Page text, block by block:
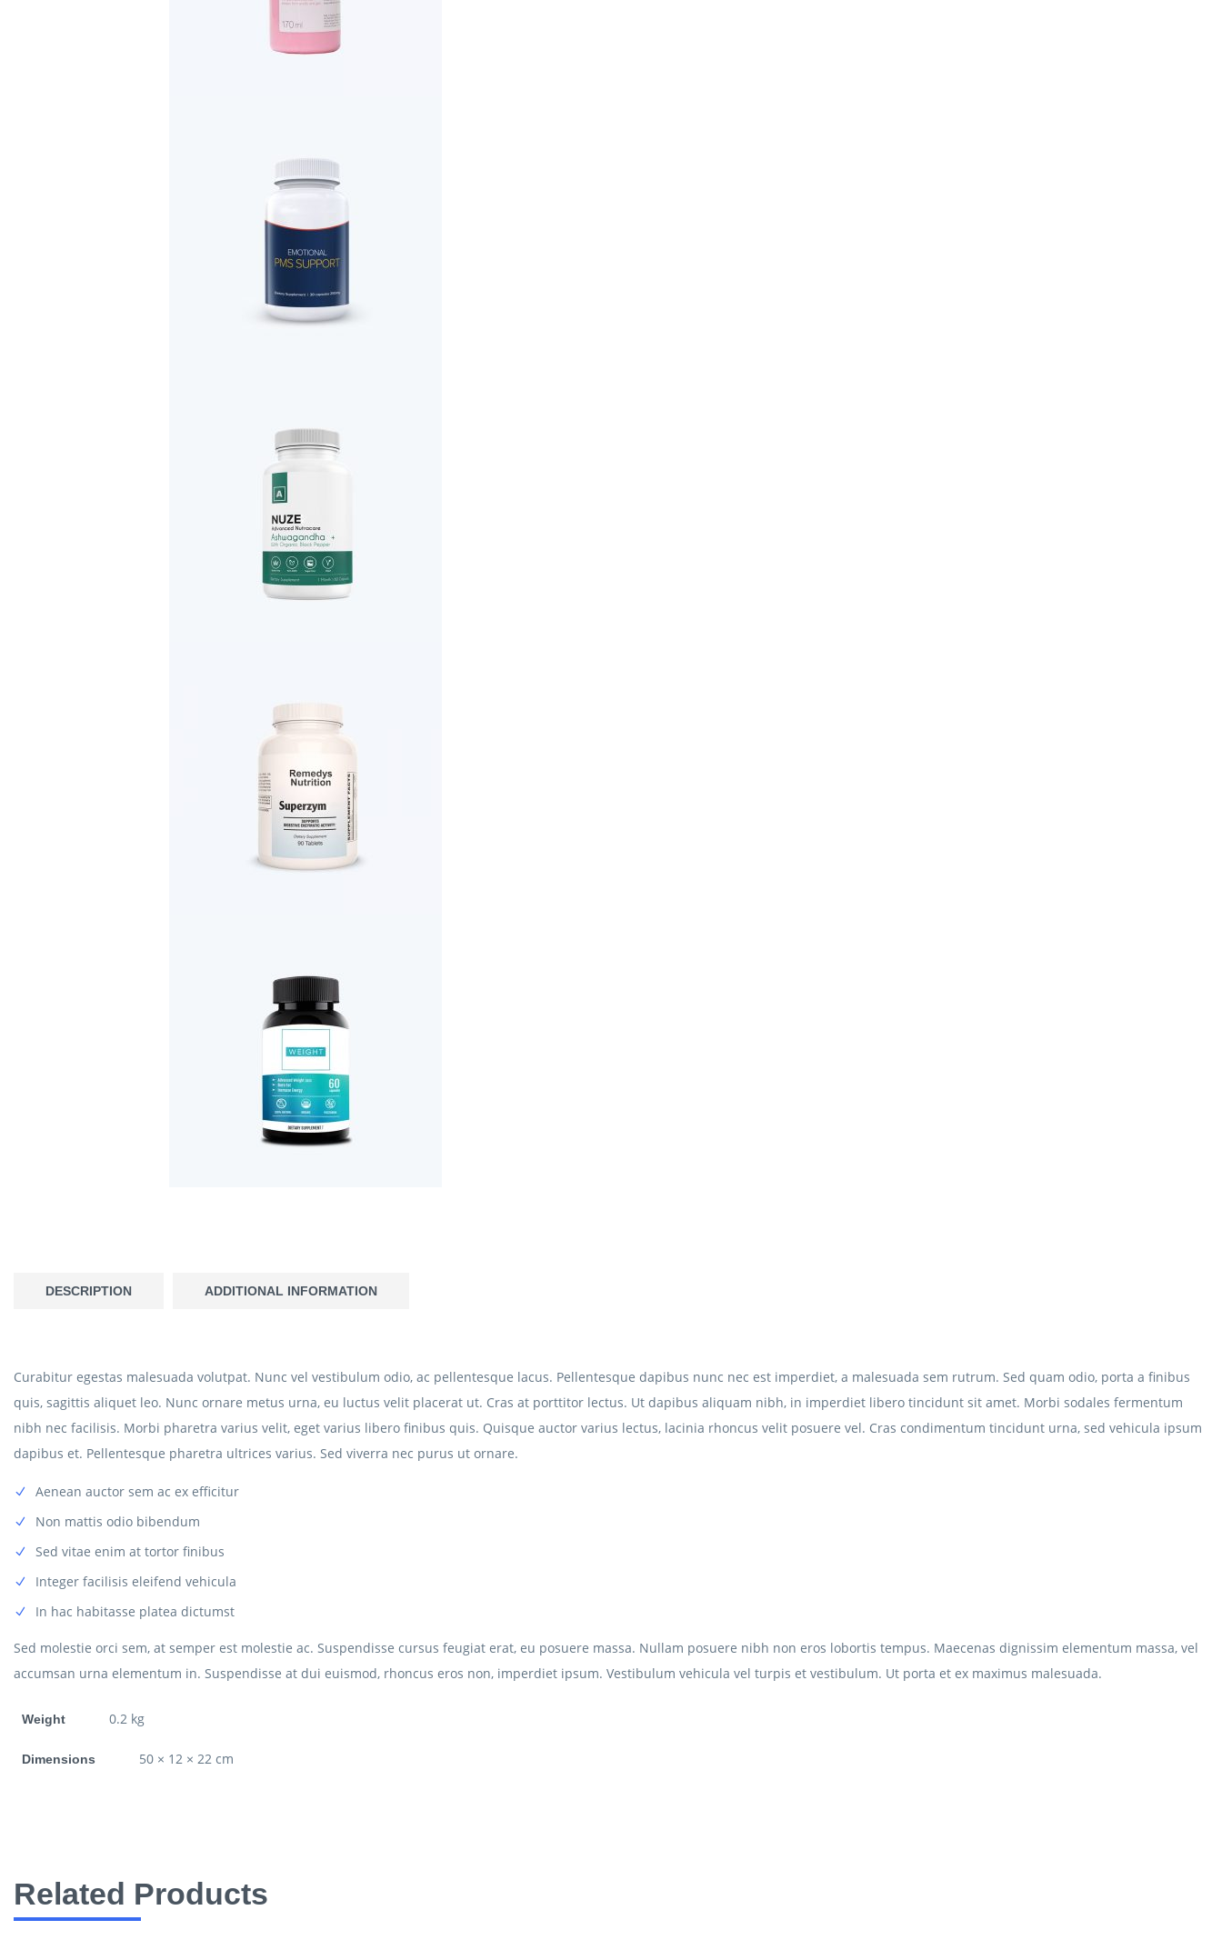
DESCRIPTION ADDITIONAL INFORMATION
Curabitur egestas malesuada volutpat. Nunc vel vestibulum odio, ac pellentesque lacus. Pellentesque dapibus nunc nec est imperdiet, a malesuada sem rutrum. Sed quam odio, porta a finibus
quis, sagittis aliquet leo. Nunc ornare metus urna, eu luctus velit placerat ut. Cras at porttitor lectus. Ut dapibus aliquam nibh, in imperdiet libero tincidunt sit amet. Morbi sodales fermentum
nibh nec facilisis. Morbi pharetra varius velit, eget varius libero finibus quis. Quisque auctor varius lectus, lacinia rhoncus velit posuere vel. Cras condimentum tincidunt urna, sed vehicula ipsum
dapibus et. Pellentesque pharetra ultrices varius. Sed viverra nec purus ut ornare.
Aenean auctor sem ac ex efficitur
Non mattis odio bibendum
Sed vitae enim at tortor finibus
Integer facilisis eleifend vehicula
In hac habitasse platea dictumst
Sed molestie orci sem, at semper est molestie ac. Suspendisse cursus feugiat erat, eu posuere massa. Nullam posuere nibh non eros lobortis tempus. Maecenas dignissim elementum massa, vel
accumsan urna elementum in. Suspendisse at dui euismod, rhoncus eros non, imperdiet ipsum. Vestibulum vehicula vel turpis et vestibulum. Ut porta et ex maximus malesuada.
Weight 0.2 kg
Dimensions 50 × 12 × 22 cm
Related Products